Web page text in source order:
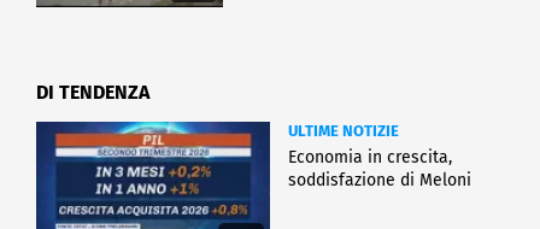
DI TENDENZA
ULTIME NOTIZIE
Economia in crescita,
soddisfazione di Meloni